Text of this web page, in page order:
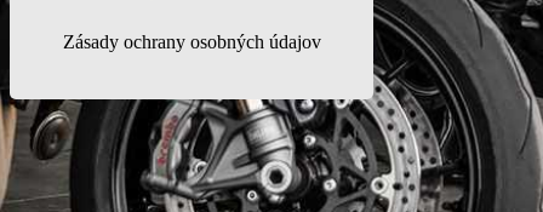
Zásady ochrany osobných údajov